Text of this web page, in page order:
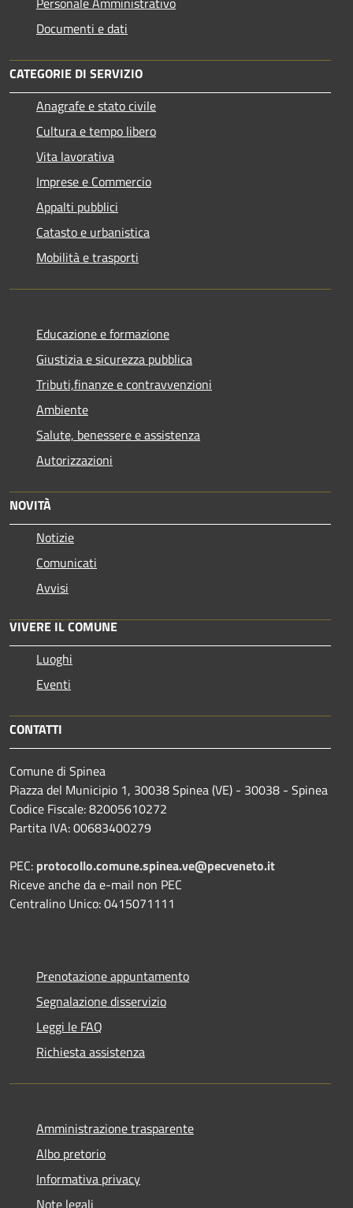
Documenti e dati
CATEGORIE DI SERVIZIO
Anagrafe e stato civile
Cultura e tempo libero
Vita lavorativa
Imprese e Commercio
Appalti pubblici
Catasto e urbanistica
Mobilità e trasporti
Educazione e formazione
Giustizia e sicurezza pubblica
Tributi,finanze e contravvenzioni
Ambiente
Salute, benessere e assistenza
Autorizzazioni
NOVITÀ
Notizie
Comunicati
Avvisi
VIVERE IL COMUNE
Luoghi
Eventi
CONTATTI
Comune di Spinea
Piazza del Municipio 1, 30038 Spinea (VE) - 30038 - Spinea
Codice Fiscale: 82005610272
Partita IVA: 00683400279
PEC: protocollo.comune.spinea.ve@pecveneto.it
Riceve anche da e-mail non PEC
Centralino Unico: 0415071111
Prenotazione appuntamento
Segnalazione disservizio
Leggi le FAQ
Richiesta assistenza
Amministrazione trasparente
Albo pretorio
Informativa privacy
Note legali